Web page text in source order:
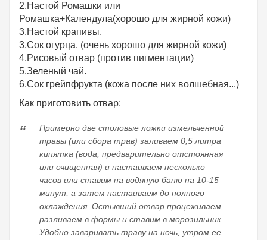
2.Настой Ромашки или
Ромашка+Календула(хорошо для жирной кожи)
3.Настой крапивы.
3.Сок огурца. (очень хорошо для жирной кожи)
4.Рисовый отвар (против пигментации)
5.Зеленый чай.
6.Сок грейпфрукта (кожа после них волшебная...)
Как приготовить отвар:
Примерно две столовые ложки измельченной
травы (или сбора трав) заливаем 0,5 литра
кипятка (вода, предварительно отстоянная
или очищенная) и настаиваем несколько
часов или ставим на водяную баню на 10-15
минут, а затем настаиваем до полного
охлаждения. Остывший отвар процеживаем,
разливаем в формы и ставим в морозильник.
Удобно заваривать траву на ночь, утром ее